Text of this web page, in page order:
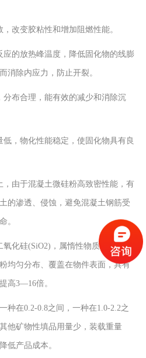
变胶粘性和增加阻燃性能。
的放热峰温度，降低固化物的线膨
消除内应力，防止开裂。
布合理，能有效的减少和消除沉
，物化性能稳定，使固化物具有良
由于混凝土微硅粉高致密性能，有
的渗透、侵蚀，避免混凝土钢筋受
。
化硅(SiO2)，属惰性物质，与大部
均匀分布、覆盖在物件表面，具有
高3—16倍。
在0.2-0.8之间，一种在1.0-2.2之
他矿物性填品用量少，装载重量
低产品成本。